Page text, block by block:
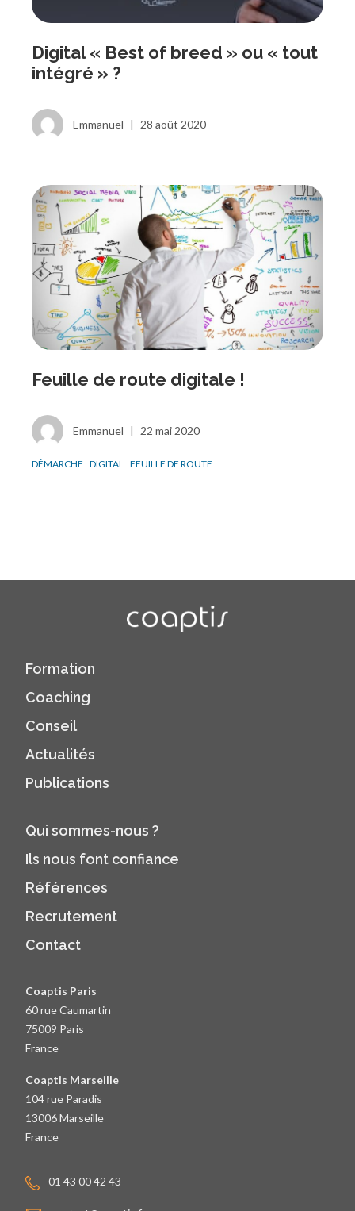
Digital « Best of breed » ou « tout
intégré » ?
Emmanuel | 28 août 2020
Feuille de route digitale !
Emmanuel | 22 mai 2020
DÉMARCHE DIGITAL FEUILLE DE ROUTE
Formation
Coaching
Conseil
Actualités
Publications
Qui sommes-nous ?
Ils nous font confiance
Références
Recrutement
Contact
Coaptis Paris
60 rue Caumartin
75009 Paris
France
Coaptis Marseille
104 rue Paradis
13006 Marseille
France
01 43 00 42 43